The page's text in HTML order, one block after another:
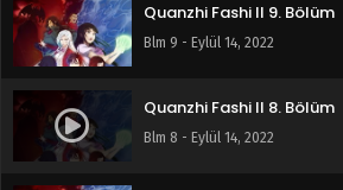
Quanzhi Fashi II 9. Bölüm
Blm 9 - Eylül 14, 2022
Quanzhi Fashi II 8. Bölüm
Blm 8 - Eylül 14, 2022